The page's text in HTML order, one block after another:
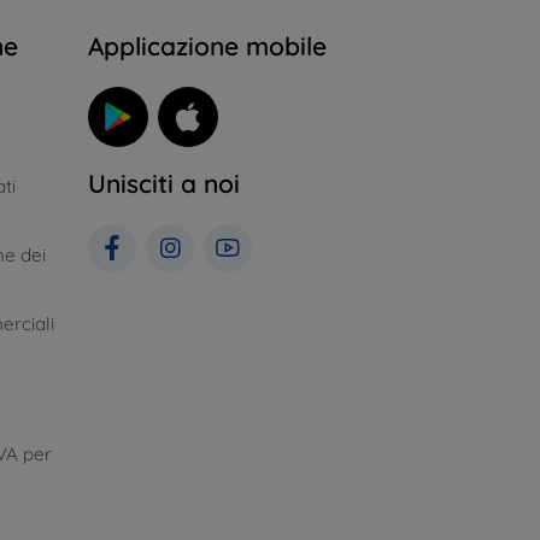
dei
per
Applicazione mobile
Unisciti a noi